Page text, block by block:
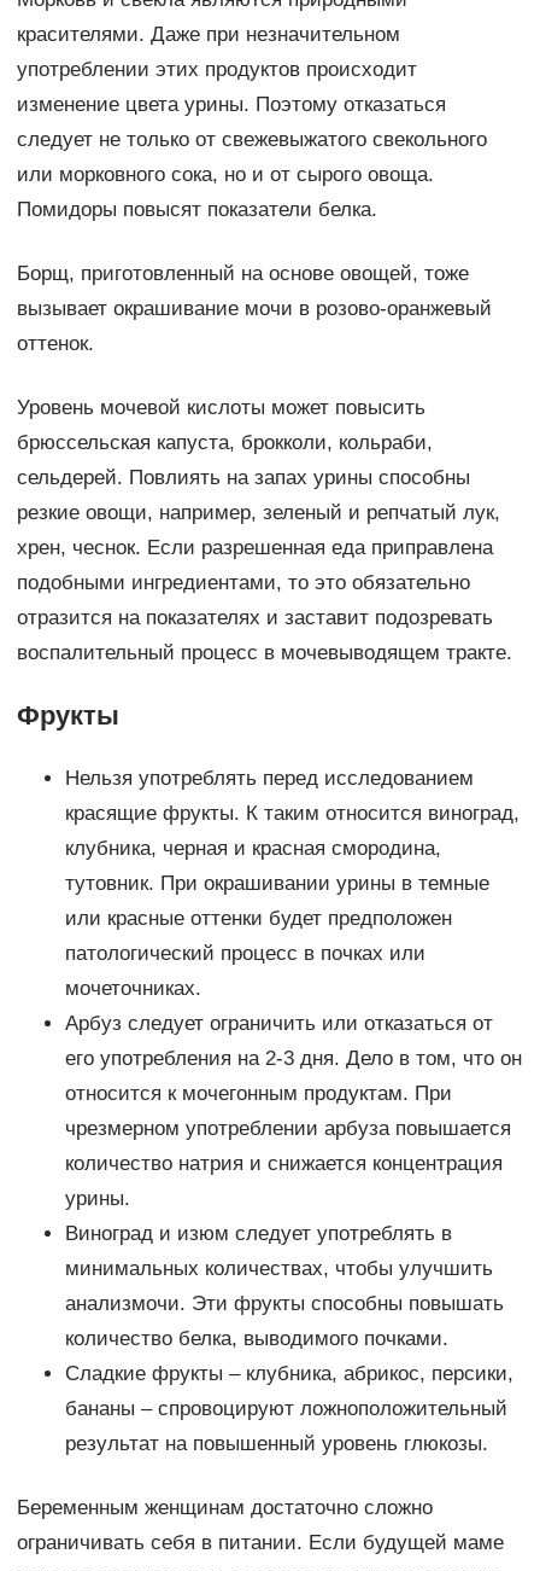
красителями. Даже при незначительном
употреблении этих продуктов происходит
изменение цвета урины. Поэтому отказаться
следует не только от свежевыжатого свекольного
или морковного сока, но и от сырого овоща.
Помидоры повысят показатели белка.
Борщ, приготовленный на основе овощей, тоже
вызывает окрашивание мочи в розово-оранжевый
оттенок.
Уровень мочевой кислоты может повысить
брюссельская капуста, брокколи, кольраби,
сельдерей. Повлиять на запах урины способны
резкие овощи, например, зеленый и репчатый лук,
хрен, чеснок. Если разрешенная еда приправлена
подобными ингредиентами, то это обязательно
отразится на показателях и заставит подозревать
воспалительный процесс в мочевыводящем тракте.
Фрукты
Нельзя употреблять перед исследованием
красящие фрукты. К таким относится виноград,
клубника, черная и красная смородина,
тутовник. При окрашивании урины в темные
или красные оттенки будет предположен
патологический процесс в почках или
мочеточниках.
Арбуз следует ограничить или отказаться от
его употребления на 2-3 дня. Дело в том, что он
относится к мочегонным продуктам. При
чрезмерном употреблении арбуза повышается
количество натрия и снижается концентрация
урины.
Виноград и изюм следует употреблять в
минимальных количествах, чтобы улучшить
анализмочи. Эти фрукты способны повышать
количество белка, выводимого почками.
Сладкие фрукты – клубника, абрикос, персики,
бананы – спровоцируют ложноположительный
результат на повышенный уровень глюкозы.
Беременным женщинам достаточно сложно
ограничивать себя в питании. Если будущей маме